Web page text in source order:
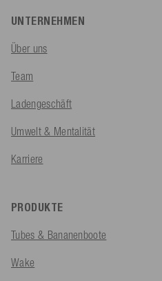
UNTERNEHMEN
Über uns
Team
Ladengeschäft
Umwelt & Mentalität
Karriere
PRODUKTE
Tubes & Bananenboote
Wake